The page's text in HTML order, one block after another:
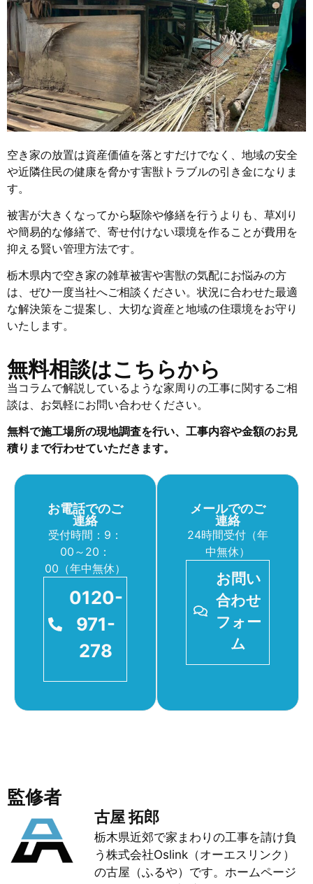
空き家の放置は資産価値を落とすだけでなく、地域の安全
や近隣住民の健康を脅かす害獣トラブルの引き金になりま
す。
被害が大きくなってから駆除や修繕を行うよりも、草刈り
や簡易的な修繕で、寄せ付けない環境を作ることが費用を
抑える賢い管理方法です。
栃木県内で空き家の雑草被害や害獣の気配にお悩みの方
は、ぜひ一度当社へご相談ください。状況に合わせた最適
な解決策をご提案し、大切な資産と地域の住環境をお守り
いたします。
無料相談はこちらから
当コラムで解説しているような家周りの工事に関するご相
談は、お気軽にお問い合わせください。
無料で施工場所の現地調査を行い、工事内容や金額のお見
積りまで行わせていただきます。
お電話でのご
連絡
受付時間：9：
00～20：
00（年中無休）
0120-
971-
278
メールでのご
連絡
24時間受付（年
中無休）
お問い
合わせ
フォー
ム
監修者
古屋 拓郎
栃木県近郊で家まわりの工事を請け負
う株式会社Oslink（オーエスリンク）
の古屋（ふるや）です。ホームページ